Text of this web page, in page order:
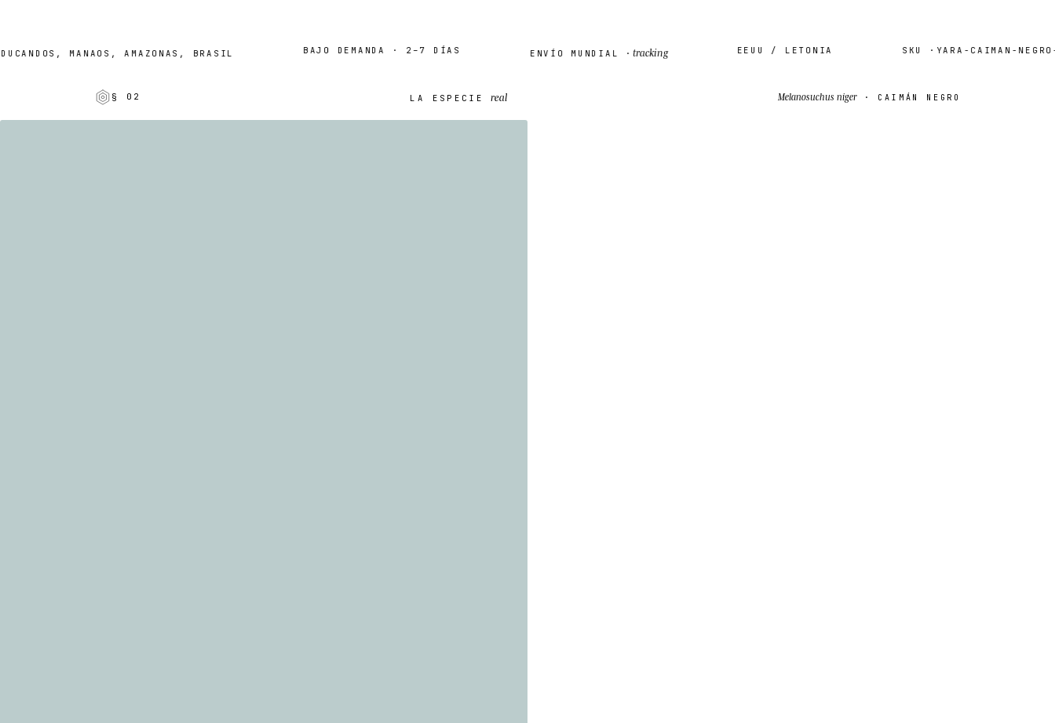
MANAOS, AMAZONAS, BRASIL BAJO DEMANDA · 2–7 DÍAS ENVÍO MUNDIAL ·tracking EEUU / LETONIA SKU ·YARA-CAIMAN-NEGRO-
§ 02 LA ESPECIEreal Melanosuchus niger · CAIMÁN NEGRO